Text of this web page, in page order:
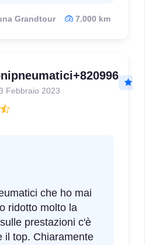
Grandtour 7.000 km
Febbraio 2023
che ho mai
ridotto molto la
prestazioni c'è
il top. Chiaramente